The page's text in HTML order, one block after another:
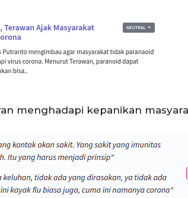
menghadapi kepanikan